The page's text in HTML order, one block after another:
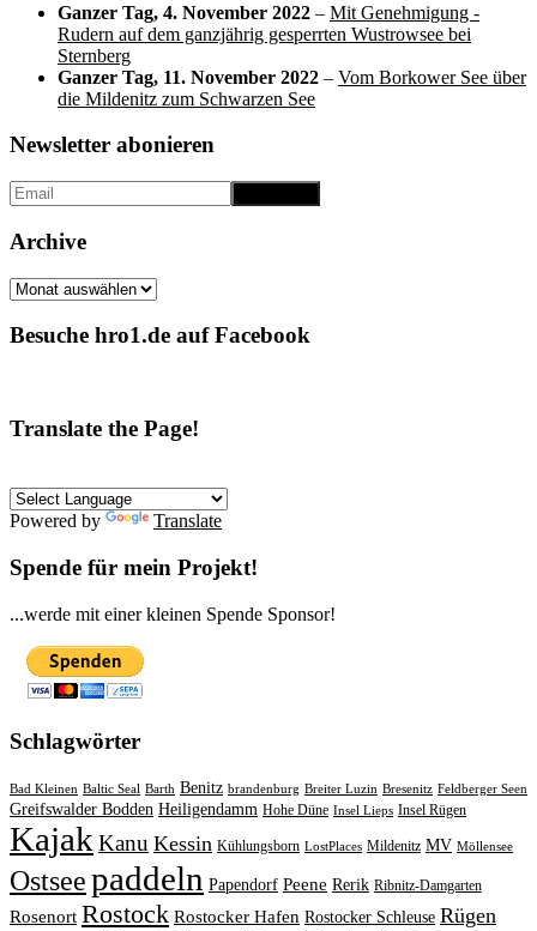
Ganzer Tag, 4. November 2022 – Mit Genehmigung -
Rudern auf dem ganzjährig gesperrten Wustrowsee bei
Sternberg
Ganzer Tag, 11. November 2022 – Vom Borkower See über
die Mildenitz zum Schwarzen See
Newsletter abonieren
Archive
Archive
Besuche hro1.de auf Facebook
Translate the Page!
Powered by Translate
Spende für mein Projekt!
...werde mit einer kleinen Spende Sponsor!
Schlagwörter
Bad Kleinen Baltic Seal Barth Benitz brandenburg Breiter Luzin Bresenitz Feldberger Seen
Greifswalder Bodden Heiligendamm Hohe Düne Insel Lieps Insel Rügen
Kajak Kanu Kessin Kühlungsborn LostPlaces Mildenitz MV Möllensee
Ostseepaddeln Papendorf Peene Rerik Ribnitz-Damgarten
Rosenort Rostock Rostocker Hafen Rostocker Schleuse Rügen